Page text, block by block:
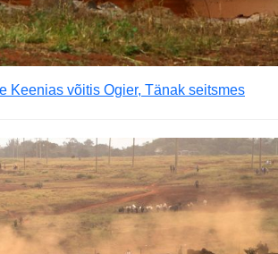
Keenias võitis Ogier, Tänak seitsmes